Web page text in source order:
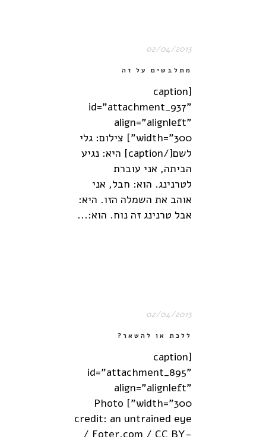
02/04/2013
מתלבשים על זה
[caption
id="attachment_937"
align="alignleft"
width="300"] צילום: גלי
לשם[/caption] היא: נגיע
הביתה, אני עוברת
לטרנינג. הוא: חבל, אני
אוהב את השמלה הזו. היא:
אבל טרנינג זה נוח. הוא:...
02/04/2013
ללכת או להשאר?
[caption
id="attachment_895"
align="alignleft"
width="300"] Photo
credit: an untrained eye
/ Foter.com / CC BY-